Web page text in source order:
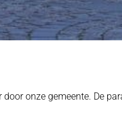
onze gemeente. De